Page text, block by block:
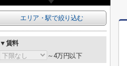
エリア・駅で絞り込む
▼賃料
～4万円以下